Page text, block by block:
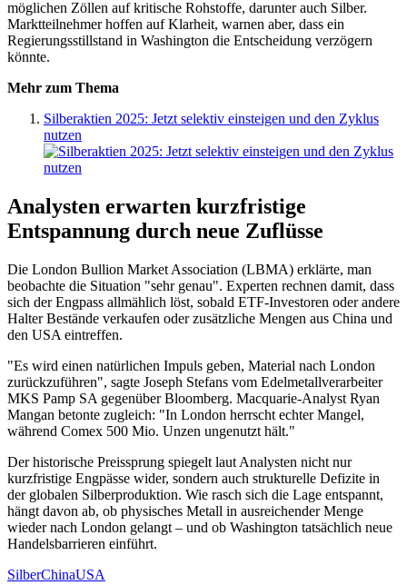
möglichen Zöllen auf kritische Rohstoffe, darunter auch Silber.
Marktteilnehmer hoffen auf Klarheit, warnen aber, dass ein
Regierungsstillstand in Washington die Entscheidung verzögern
könnte.
Mehr zum Thema
Silberaktien 2025: Jetzt selektiv einsteigen und den Zyklus
nutzen
Analysten erwarten kurzfristige
Entspannung durch neue Zuflüsse
Die London Bullion Market Association (LBMA) erklärte, man
beobachte die Situation "sehr genau". Experten rechnen damit, dass
sich der Engpass allmählich löst, sobald ETF-Investoren oder andere
Halter Bestände verkaufen oder zusätzliche Mengen aus China und
den USA eintreffen.
"Es wird einen natürlichen Impuls geben, Material nach London
zurückzuführen", sagte Joseph Stefans vom Edelmetallverarbeiter
MKS Pamp SA gegenüber Bloomberg. Macquarie-Analyst Ryan
Mangan betonte zugleich: "In London herrscht echter Mangel,
während Comex 500 Mio. Unzen ungenutzt hält."
Der historische Preissprung spiegelt laut Analysten nicht nur
kurzfristige Engpässe wider, sondern auch strukturelle Defizite in
der globalen Silberproduktion. Wie rasch sich die Lage entspannt,
hängt davon ab, ob physisches Metall in ausreichender Menge
wieder nach London gelangt – und ob Washington tatsächlich neue
Handelsbarrieren einführt.
SilberChinaUSA